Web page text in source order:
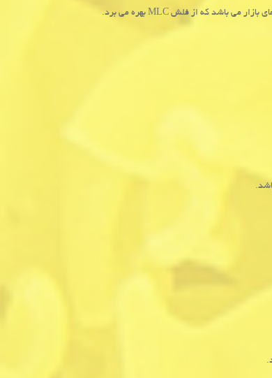
بازار می باشد که از فلش MLC بهره می برد.